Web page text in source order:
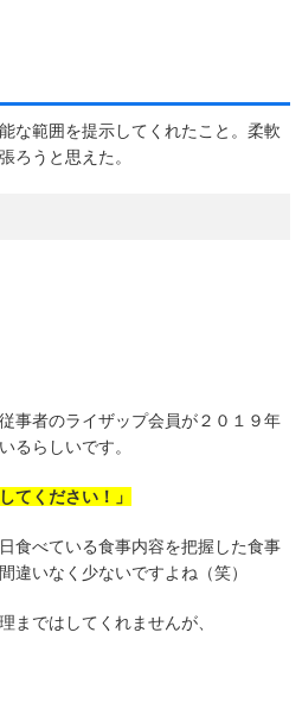
な範囲を提示してくれたこと。柔軟
ろうと思えた。
事者のライザップ会員が２０１９年
るらしいです。
てください！」
食べている食事内容を把握した食事
違いなく少ないですよね（笑）
まではしてくれませんが、